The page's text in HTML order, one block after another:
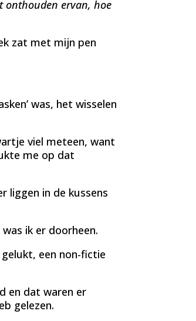
onthouden ervan, hoe
zat met mijn pen
was, het wisselen
viel meteen, want
me op dat
liggen in de kussens
ik er doorheen.
een non-fictie
en dat waren er
gelezen.